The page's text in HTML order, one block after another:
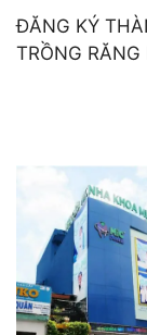
ĐĂNG KÝ
TRỒNG